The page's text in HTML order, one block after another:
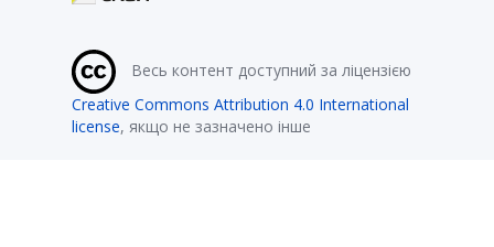
Весь контент доступний за ліцензією
Creative Commons Attribution 4.0 International
license, якщо не зазначено інше